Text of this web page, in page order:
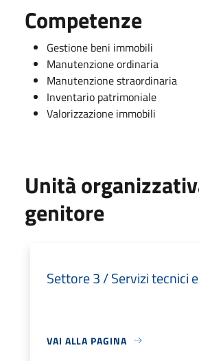
Competenze
Gestione beni immobili
Manutenzione ordinaria
Manutenzione straordinaria
Inventario patrimoniale
Valorizzazione immobili
Unità
genitore
Settore 3 / Servizi tecnici
VAI ALLA PAGINA